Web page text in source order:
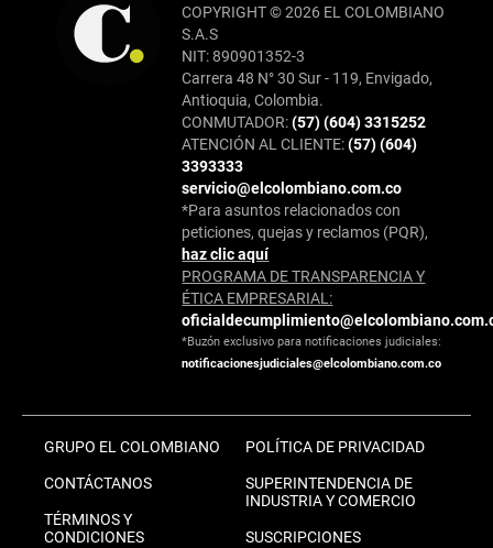
COPYRIGHT © 2026 EL COLOMBIANO
S.A.S
NIT: 890901352-3
Carrera 48 N° 30 Sur - 119, Envigado,
Antioquia, Colombia.
CONMUTADOR:(57) (604) 3315252
ATENCIÓN AL CLIENTE:(57) (604)
3393333
servicio@elcolombiano.com.co
*Para asuntos relacionados con
peticiones, quejas y reclamos (PQR),
haz clic aquí
PROGRAMA DE TRANSPARENCIA Y
ÉTICA EMPRESARIAL:
*Buzón exclusivo para notificaciones judiciales:
notificacionesjudiciales@elcolombiano.com.co
GRUPO EL COLOMBIANO
CONTÁCTANOS
TÉRMINOS Y
CONDICIONES
POLÍTICA DE PRIVACIDAD
SUPERINTENDENCIA DE
INDUSTRIA Y COMERCIO
SUSCRIPCIONES